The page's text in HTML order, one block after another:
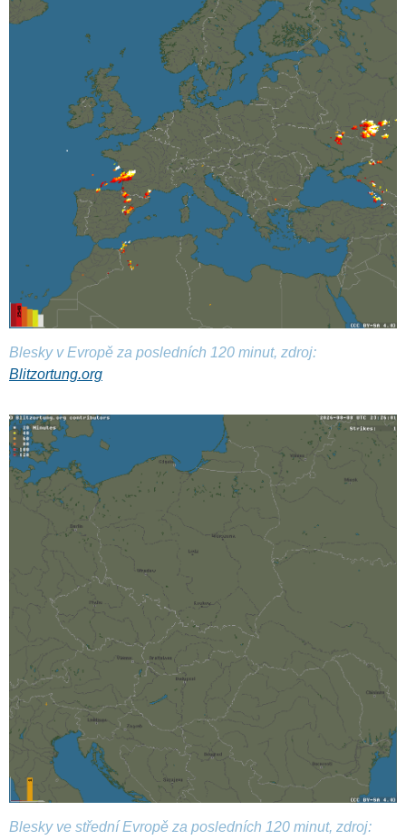
Blesky v Evropě za posledních 120 minut, zdroj:
Blitzortung.org
Blesky ve střední Evropě za posledních 120 minut, zdroj: